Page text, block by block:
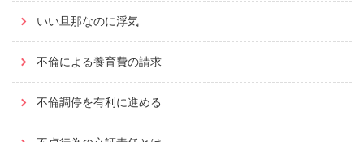
いい旦那なのに浮気
不倫による養育費の請求
不倫調停を有利に進める